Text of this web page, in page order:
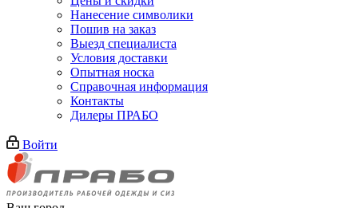
Нанесение символики
Пошив на заказ
Выезд специалиста
Условия доставки
Опытная носка
Справочная информация
Контакты
Дилеры ПРАБО
Войти